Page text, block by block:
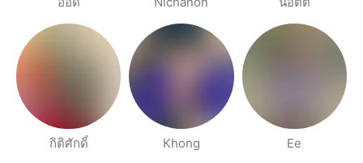
กิติศักดิ์ Khong Ee